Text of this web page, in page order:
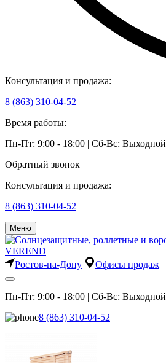
Консультация и продажа:
8 (863) 310-04-52
Время работы:
Пн-Пт: 9:00 - 18:00 | Сб-Вс: Выходной
Обратный звонок
Консультация и продажа:
8 (863) 310-04-52
Меню
Ростов-на-Дону Офисы продаж
Пн-Пт: 9:00 - 18:00 | Сб-Вс: Выходной
8 (863) 310-04-52